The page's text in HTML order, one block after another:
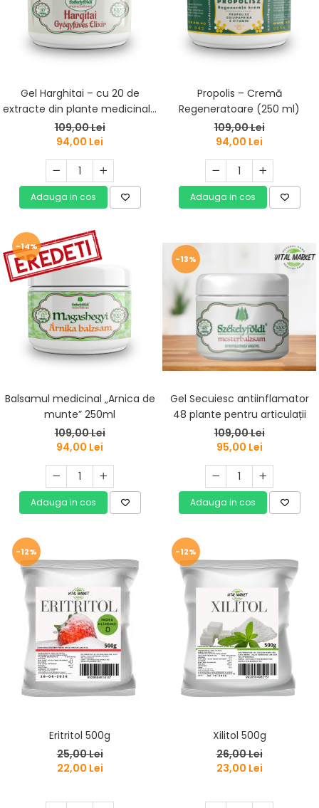
Gel Harghitai – cu 20 de
extracte din plante medicinale
(250 ml)
109,00 Lei
94,00 Lei
Adauga in cos
Propolis – Cremă
Regeneratoare (250 ml)
109,00 Lei
94,00 Lei
Adauga in cos
-14%
Balsamul medicinal „Arnica de
munte” 250ml
109,00 Lei
94,00 Lei
Adauga in cos
-13%
Gel Secuiesc antiinflamator
48 plante pentru articulații
109,00 Lei
95,00 Lei
Adauga in cos
-12%
Eritritol 500g
25,00 Lei
22,00 Lei
-12%
Xilitol 500g
26,00 Lei
23,00 Lei